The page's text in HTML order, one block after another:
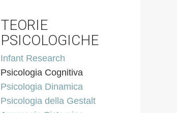
TEORIE
PSICOLOGICHE
Infant Research
Psicologia Cognitiva
Psicologia Dinamica
Psicologia della Gestalt